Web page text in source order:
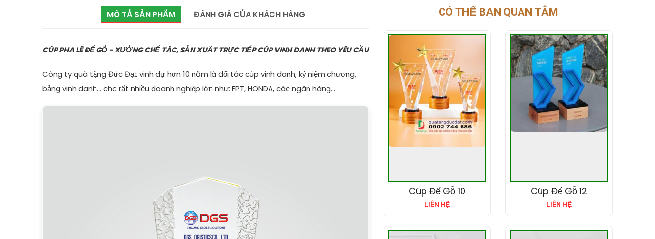
MÔ TẢ SẢN PHẨM ĐÁNH GIÁ CỦA KHÁCH HÀNG
CÚP PHA LÊ ĐẾ GỖ - XƯỞNG CHẾ TÁC, SẢN XUẤT TRỰC TIẾP CÚP VINH DANH THEO YÊU CẦU
Công ty quà tặng Đức Đạt vinh dự hơn 10 năm là đối tác cúp vinh danh, kỷ niệm chương,
bảng vinh danh... cho rất nhiều doanh nghiệp lớn như: FPT, HONDA, các ngân hàng...
CÓ THỂ BẠN QUAN TÂM
Cúp Đế Gỗ 10
LIÊN HỆ
Cúp Đế Gỗ 12
LIÊN HỆ